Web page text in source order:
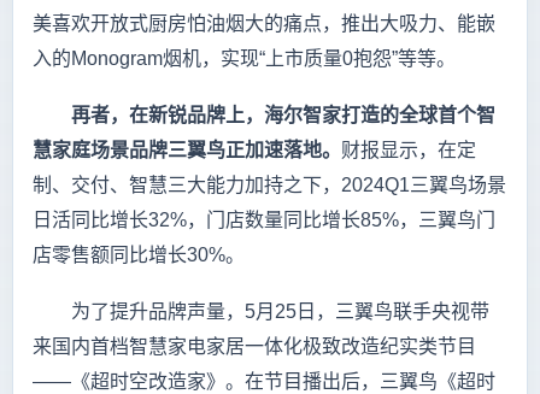
美喜欢开放式厨房怕油烟大的痛点，推出大吸力、能嵌
入的Monogram烟机，实现“上市质量0抱怨”等等。
再者，在新锐品牌上，海尔智家打造的全球首个智
慧家庭场景品牌三翼鸟正加速落地。 财报显示，在定
制、交付、智慧三大能力加持之下，2024Q1三翼鸟场景
日活同比增长32%，门店数量同比增长85%，三翼鸟门
店零售额同比增长30%。
为了提升品牌声量，5月25日，三翼鸟联手央视带
来国内首档智慧家电家居一体化极致改造纪实类节目
——《超时空改造家》。在节目播出后，三翼鸟《超时